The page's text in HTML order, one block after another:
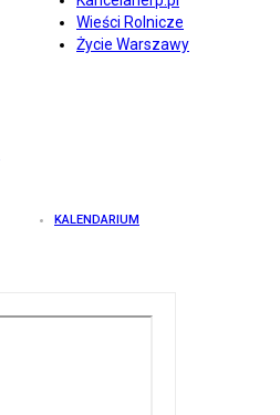
Wieści Rolnicze
Życie Warszawy
KALENDARIUM